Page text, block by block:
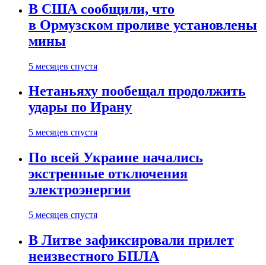
В США сообщили, что
в Ормузском проливе установлены
мины
5 месяцев спустя
Нетаньяху пообещал продолжить
удары по Ирану
5 месяцев спустя
По всей Украине начались
экстренные отключения
электроэнергии
5 месяцев спустя
В Литве зафиксировали прилет
неизвестного БПЛА